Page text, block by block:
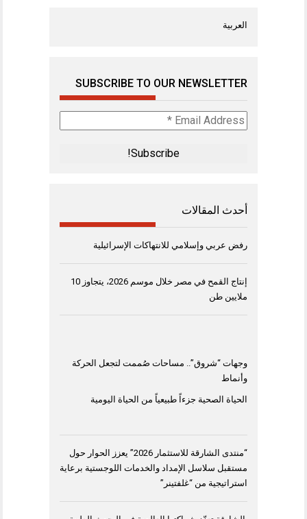
العربية
SUBSCRIBE TO OUR NEWSLETTER
Email
Address
أحدث المقالات
رفض عربي وإسلامي للانتهاكات الإسرائيلية
إنتاج القمح في مصر خلال موسم 2026، يتجاوز 10
ملايين طن
وجهات “شروق”.. مساحات صُممت لتجعل الحركة
وأنماط
الحياة الصحية جزءاً طبيعياً من الحياة اليومية
“منتدى الشارقة للاستثمار 2026” يعزز الحوار حول
مستقبل سلاسل الإمداد والخدمات اللوجستية برعاية
استراتيجية من “غلفتينر”